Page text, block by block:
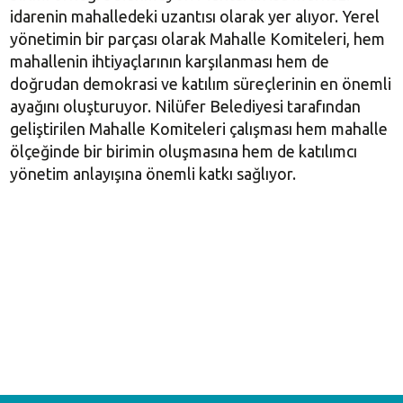
idarenin mahalledeki uzantısı olarak yer alıyor. Yerel
yönetimin bir parçası olarak Mahalle Komiteleri, hem
mahallenin ihtiyaçlarının karşılanması hem de
doğrudan demokrasi ve katılım süreçlerinin en önemli
ayağını oluşturuyor. Nilüfer Belediyesi tarafından
geliştirilen Mahalle Komiteleri çalışması hem mahalle
ölçeğinde bir birimin oluşmasına hem de katılımcı
yönetim anlayışına önemli katkı sağlıyor.